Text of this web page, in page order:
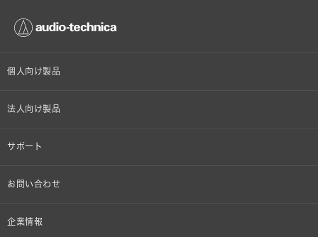
個人向け製品
オンラインストア限定
法人向け製品
設備音響機器
サポート
個人向け製品サポート
お問い合わせ
その他、メディア 取材関連等のお問い合わせ
企業情報